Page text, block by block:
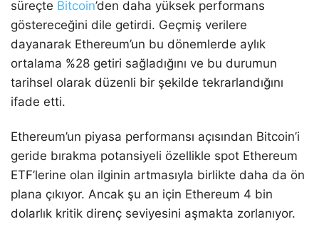
süreçte Bitcoin’den daha yüksek performans
göstereceğini dile getirdi. Geçmiş verilere
dayanarak Ethereum’un bu dönemlerde aylık
ortalama %28 getiri sağladığını ve bu durumun
tarihsel olarak düzenli bir şekilde tekrarlandığını
ifade etti.
Ethereum’un piyasa performansı açısından Bitcoin’i
geride bırakma potansiyeli özellikle spot Ethereum
ETF’lerine olan ilginin artmasıyla birlikte daha da ön
plana çıkıyor. Ancak şu an için Ethereum 4 bin
dolarlık kritik direnç seviyesini aşmakta zorlanıyor.